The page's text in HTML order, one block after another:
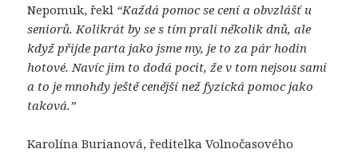
Nepomuk, řekl “Každá pomoc se cení a obvzlášť u
seniorů. Kolikrát by se s tím prali několik dnů, ale
když přijde parta jako jsme my, je to za pár hodin
hotové. Navíc jim to dodá pocit, že v tom nejsou sami
a to je mnohdy ještě cenější než fyzická pomoc jako
taková.”
Karolína Burianová, ředitelka Volnočasového